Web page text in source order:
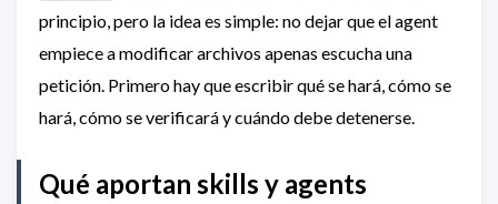
principio, pero la idea es simple: no dejar que el agent
empiece a modificar archivos apenas escucha una
petición. Primero hay que escribir qué se hará, cómo se
hará, cómo se verificará y cuándo debe detenerse.
Qué aportan skills y agents